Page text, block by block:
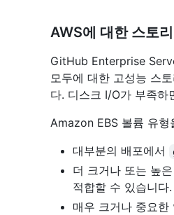
AWS에 대한 스토
GitHub Enterprise
모두에 대한 고성능 스
다. 디스크 I/O가 부족하
Amazon EBS 볼륨 유
대부분의 배포에서
더 크거나 또는 높
적합할 수 있습니다.
매우 크거나 중요